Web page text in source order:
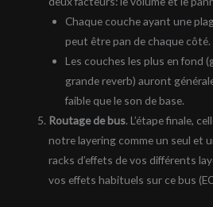
Chaque couche ayant une
peut être pan de chaque côté.
Les couches les plus en fond
grande reverb) auront
faible que le son de base.
Routage de bus. L’étape finale,
notre layering comme un seul et
racks d’effets de vos différents
vos effets habituels sur ce bus